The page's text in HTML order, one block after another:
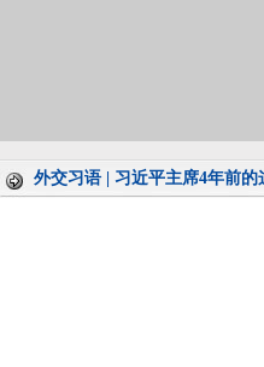
外交习语 | 习近平主席4年前